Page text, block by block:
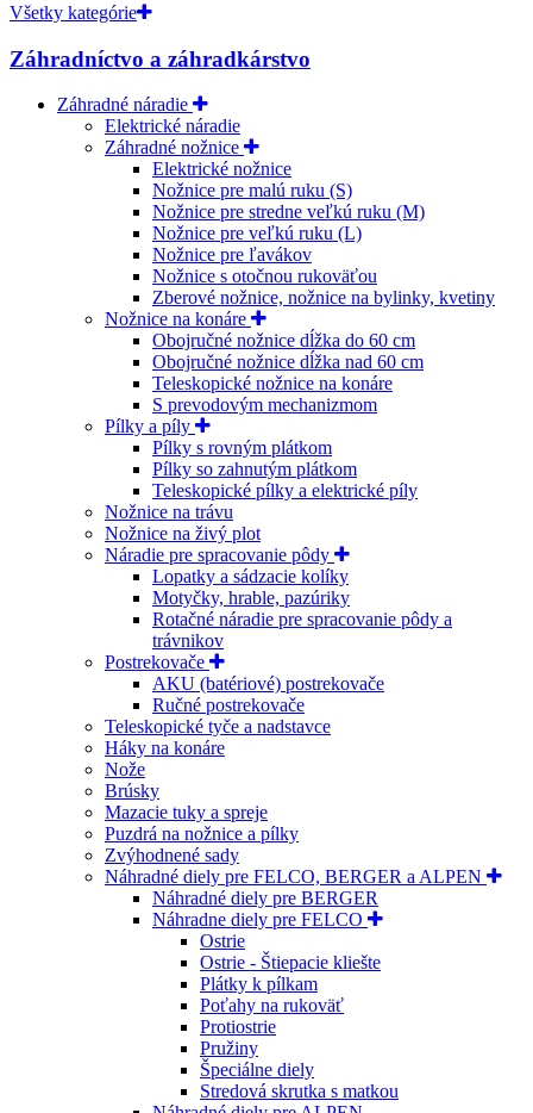
Všetky kategórie
Záhradníctvo a záhradkárstvo
Záhradné náradie
Elektrické náradie
Záhradné nožnice
Elektrické nožnice
Nožnice pre malú ruku (S)
Nožnice pre stredne veľkú ruku (M)
Nožnice pre veľkú ruku (L)
Nožnice pre ľavákov
Nožnice s otočnou rukoväťou
Zberové nožnice, nožnice na bylinky, kvetiny
Nožnice na konáre
Obojručné nožnice dĺžka do 60 cm
Obojručné nožnice dĺžka nad 60 cm
Teleskopické nožnice na konáre
S prevodovým mechanizmom
Pílky a píly
Pílky s rovným plátkom
Pílky so zahnutým plátkom
Teleskopické pílky a elektrické píly
Nožnice na trávu
Nožnice na živý plot
Náradie pre spracovanie pôdy
Lopatky a sádzacie kolíky
Motyčky, hrable, pazúriky
Rotačné náradie pre spracovanie pôdy a
trávnikov
Postrekovače
AKU (batériové) postrekovače
Ručné postrekovače
Teleskopické tyče a nadstavce
Háky na konáre
Nože
Brúsky
Mazacie tuky a spreje
Puzdrá na nožnice a pílky
Zvýhodnené sady
Náhradné diely pre FELCO, BERGER a ALPEN
Náhradné diely pre BERGER
Náhradne diely pre FELCO
Ostrie
Ostrie - Štiepacie kliešte
Plátky k pílkam
Poťahy na rukoväť
Protiostrie
Pružiny
Špeciálne diely
Stredová skrutka s matkou